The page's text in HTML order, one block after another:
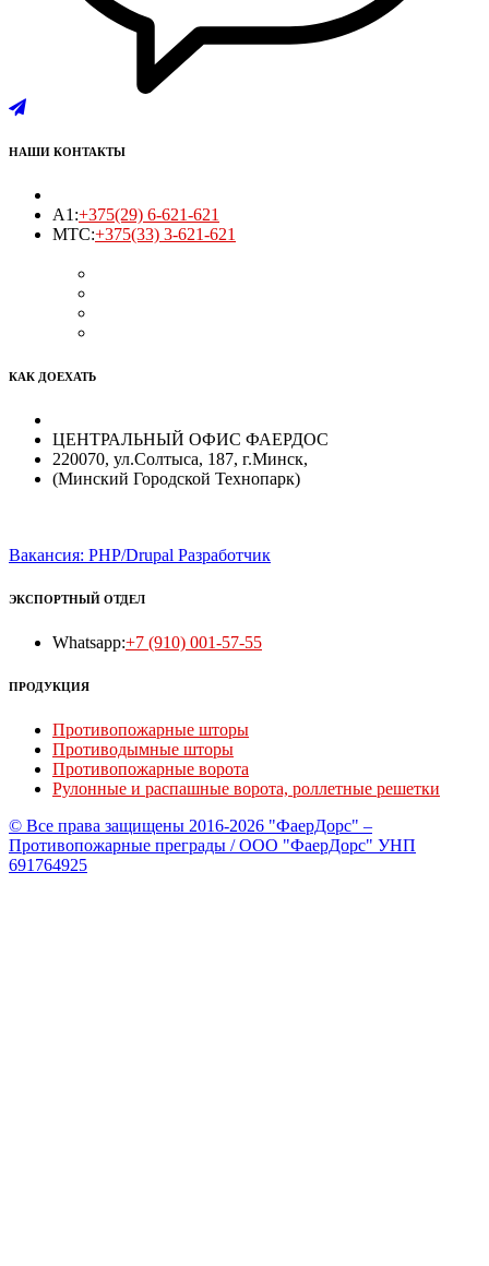
НАШИ КОНТАКТЫ
A1:+375(29) 6-621-621
MTC:+375(33) 3-621-621
КАК ДОЕХАТЬ
ЦЕНТРАЛЬНЫЙ ОФИС ФАЕРДОС
220070, ул.Солтыса, 187, г.Минск,
(Минский Городской Технопарк)
Вакансия: PHP/Drupal Разработчик
ЭКСПОРТНЫЙ ОТДЕЛ
Whatsapp:+7 (910) 001-57-55
ПРОДУКЦИЯ
Противопожарные шторы
Противодымные шторы
Противопожарные ворота
Рулонные и распашные ворота, роллетные решетки
© Все права защищены 2016-2026 "ФаерДорс" –
Противопожарные преграды / ООО "ФаерДорс" УНП
691764925